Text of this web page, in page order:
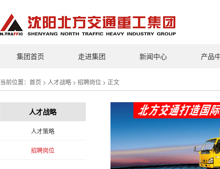
集团首页 走进集团 新闻中心 产品
当前位置： 首页 > 人才战略 > 招聘岗位 > 正文
人才战略
人才策略
招聘岗位